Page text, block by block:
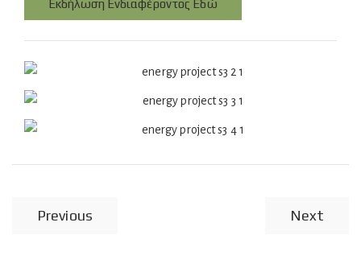
Εκδήλωση Ενδιαφέροντος Εδώ
Previous Next